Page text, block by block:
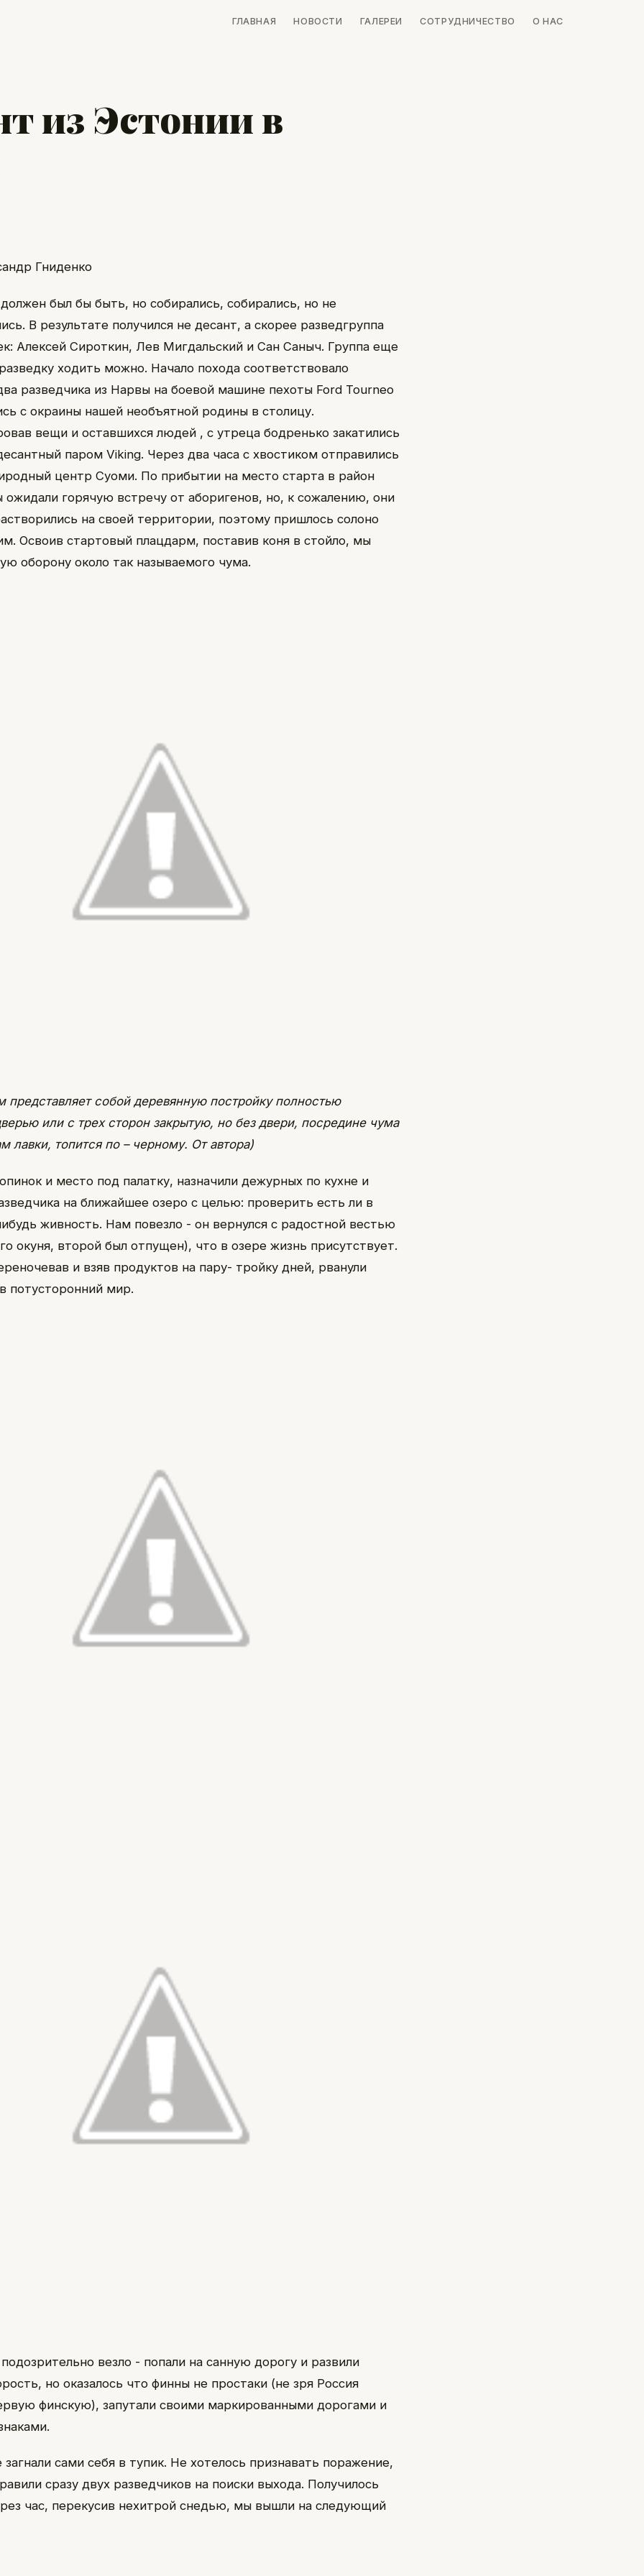
ГЛАВНАЯ НОВОСТИ ГАЛЕРЕИ СОТРУДНИЧЕСТВО О НАС
из Эстонии в
Гниденко
был бы быть, но собирались, собирались, но не
В результате получился не десант, а скорее разведгруппа
Алексей Сироткин, Лев Мигдальский и Сан Саныч. Группа еще
ходить можно. Начало похода соответствовало
разведчика из Нарвы на боевой машине пехоты Ford Tourneo
с окраины нашей необъятной родины в столицу.
вещи и оставшихся людей , с утреца бодренько закатились
паром Viking. Через два часа с хвостиком отправились
центр Суоми. По прибытии на место старта в район
ожидали горячую встречу от аборигенов, но, к сожалению, они
на своей территории, поэтому пришлось солоно
Освоив стартовый плацдарм, поставив коня в стойло, мы
оборону около так называемого чума.
представляет собой деревянную постройку полностью
или с трех сторон закрытую, но без двери, посредине чума
лавки, топится по – черному. От автора)
и место под палатку, назначили дежурных по кухне и
на ближайшее озеро с целью: проверить есть ли в
живность. Нам повезло - он вернулся с радостной вестью
окуня, второй был отпущен), что в озере жизнь присутствует.
и взяв продуктов на пару- тройку дней, рванули
потусторонний мир.
везло - попали на санную дорогу и развили
но оказалось что финны не простаки (не зря Россия
финскую), запутали своими маркированными дорогами и
загнали сами себя в тупик. Не хотелось признавать поражение,
сразу двух разведчиков на поиски выхода. Получилось
час, перекусив нехитрой снедью, мы вышли на следующий